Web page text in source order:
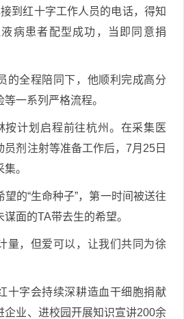
到红十字工作人员的电话，得知
病患者配型成功，当即同意捐
的全程陪同下，他顺利完成高分
一系列严格流程。
按计划启程前往杭州。在采集医
员剂注射等准备工作后，7月25日
。
的“生命种子”，第一时间被送往
面的TA带去生的希望。
量，但爱可以，让我们共同为徐
十字会持续深耕造血干细胞捐献
企业、进校园开展知识宣讲200余